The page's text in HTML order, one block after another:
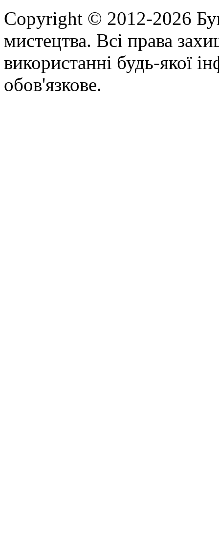
Copyright © 2012-2026
мистецтва. Всі права
використанні будь-якої
обов'язкове.